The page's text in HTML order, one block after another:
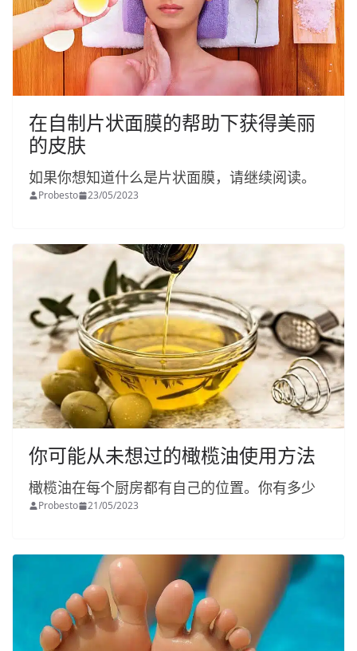
在自制片状面膜的帮助下获得美丽
的皮肤
如果你想知道什么是片状面膜，请继续阅读。
Probesto 23/05/2023
你可能从未想过的橄榄油使用方法
橄榄油在每个厨房都有自己的位置。你有多少
Probesto 21/05/2023